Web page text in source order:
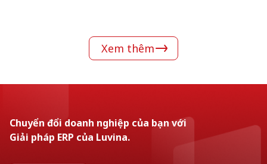
Xem thêm
Chuyển đổi doanh nghiệp của bạn với
Giải pháp ERP của Luvina.